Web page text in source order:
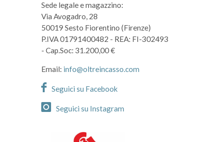
Sede legale e magazzino:
Via Avogadro, 28
50019 Sesto Fiorentino (Firenze)
P.IVA 01791400482 - REA: FI-302493
- Cap.Soc: 31.200,00 €
Email: info@oltreincasso.com
Seguici su Facebook
Seguici su Instagram